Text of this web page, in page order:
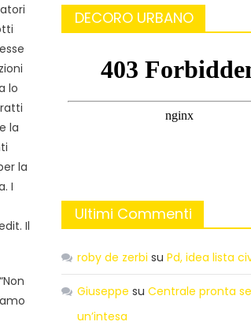
lo
la
la
I
Il
DECORO URBANO
Ultimi Commenti
roby de zerbi suPd, idea lista
Giuseppe suCentrale pronta
un’intesa